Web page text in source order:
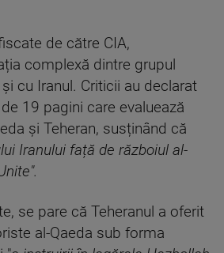
de către CIA,
complexă dintre grupul
cu Iranul. Criticii au declarat
19 pagini care evaluează
și Teheran, susținând că
Iranului față de războiul al-
se pare că Teheranul a oferit
al-Qaeda sub forma